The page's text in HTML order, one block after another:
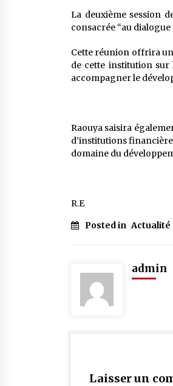
La deuxième session
consacrée “au
Cette réunion offrira
de cette institution sur
accompagner le
Raouya saisira
d’institutions
domaine du
R.E
Posted in Actualité
admin
Laisser un